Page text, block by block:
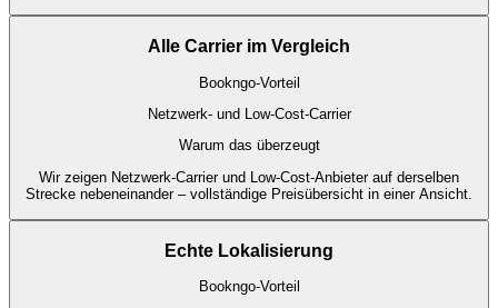
Alle Carrier im Vergleich
Bookngo-Vorteil
Netzwerk- und Low-Cost-Carrier
Warum das überzeugt
Wir zeigen Netzwerk-Carrier und Low-Cost-Anbieter auf derselben
Strecke nebeneinander – vollständige Preisübersicht in einer Ansicht.
Echte Lokalisierung
Bookngo-Vorteil